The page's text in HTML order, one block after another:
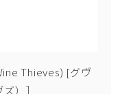
Thieves) [グヴ
）］